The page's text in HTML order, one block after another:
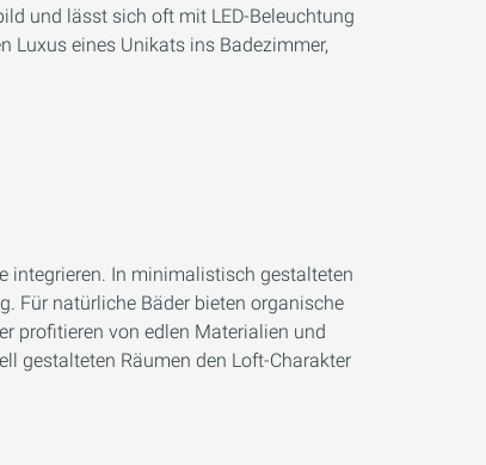
und lässt sich oft mit LED-Beleuchtung
Luxus eines Unikats ins Badezimmer,
integrieren. In minimalistisch gestalteten
Für natürliche Bäder bieten organische
profitieren von edlen Materialien und
gestalteten Räumen den Loft-Charakter